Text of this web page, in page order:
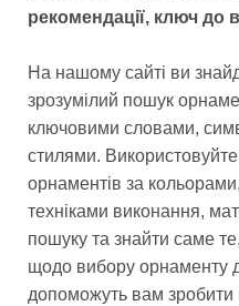
рекомендації, ключ до
На нашому сайті ви
зрозумілий пошук
ключовими словами,
стилями.
орнаментів за
техніками виконання,
пошуку та знайти саме
щодо вибору орнаменту
допоможуть вам зробити